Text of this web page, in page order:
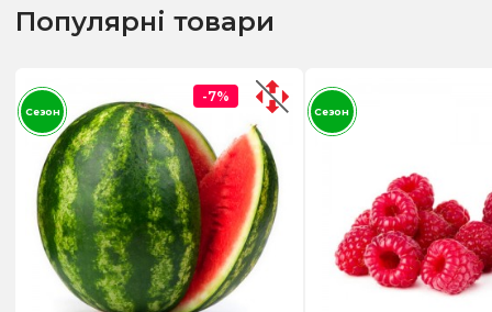
Популярні товари
-7%
Сезон Сезон